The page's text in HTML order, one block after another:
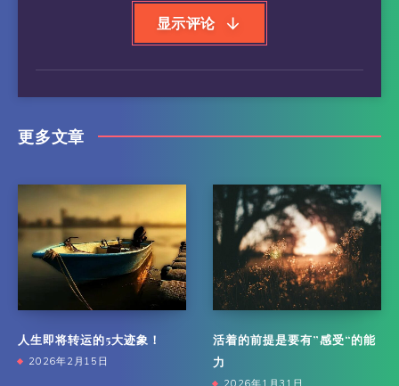
显示评论
更多文章
人生即将转运的5大迹象！
2026年2月15日
活着的前提是要有”感受“的能
力